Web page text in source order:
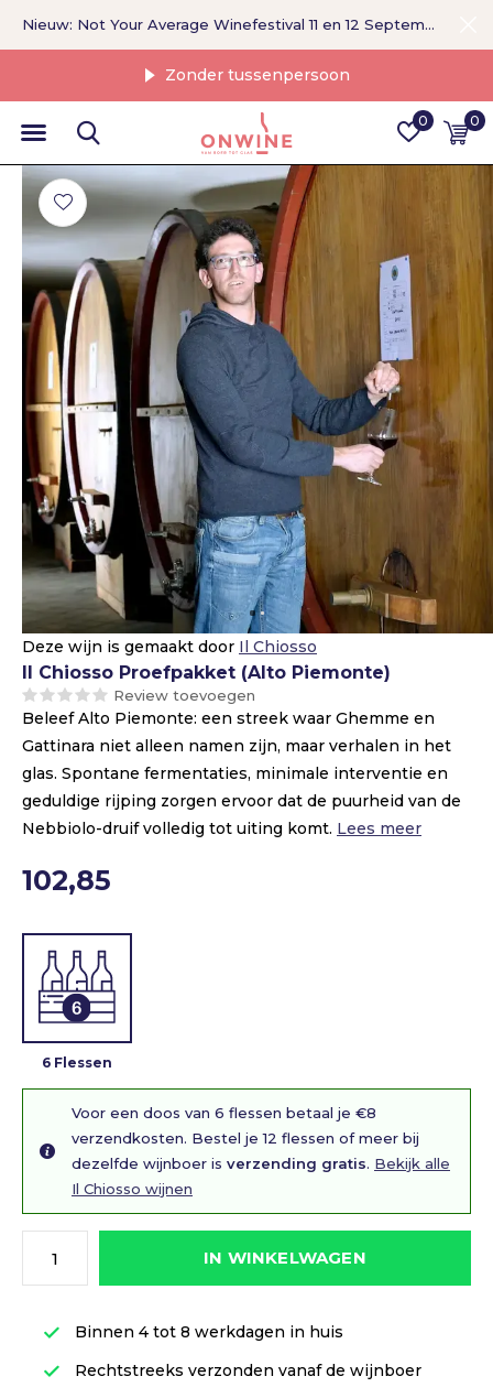
0 0
Zonder tussenpersoon
Nieuw: Not Your Average Winefestival 11 en 12 September >
Deze wijn is gemaakt door Il Chiosso
Il Chiosso Proefpakket (Alto Piemonte)
Review toevoegen
Beleef Alto Piemonte: een streek waar Ghemme en
Gattinara niet alleen namen zijn, maar verhalen in het
glas. Spontane fermentaties, minimale interventie en
geduldige rijping zorgen ervoor dat de puurheid van de
Nebbiolo-druif volledig tot uiting komt. Lees meer
102,85
6 Flessen
Voor een doos van 6 flessen betaal je €8
verzendkosten. Bestel je 12 flessen of meer bij
dezelfde wijnboer is verzending gratis. Bekijk alle
Il Chiosso wijnen
IN WINKELWAGEN
Binnen 4 tot 8 werkdagen in huis
Rechtstreeks verzonden vanaf de wijnboer